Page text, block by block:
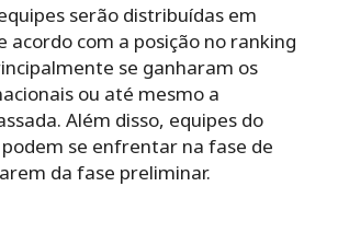
serão distribuídas em
acordo com a posição no ranking
se ganharam os
ou até mesmo a
Além disso, equipes do
se enfrentar na fase de
da fase preliminar.